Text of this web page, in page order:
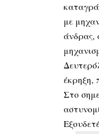
με
άνδρας,
έκρηξη,
Στο